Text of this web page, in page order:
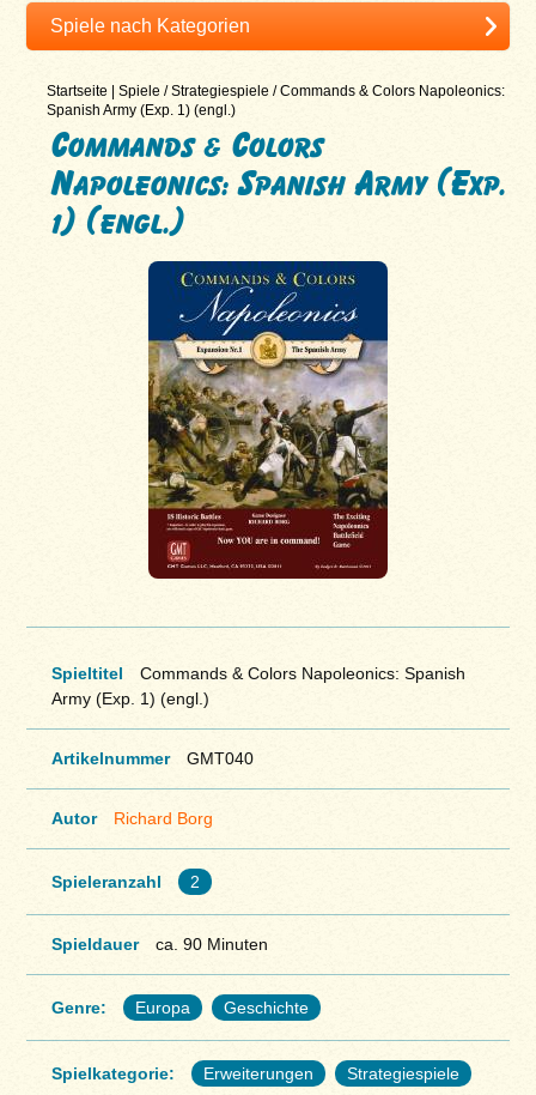
Startseite |Spiele /Strategiespiele /Commands & Colors Napoleonics:
Spanish Army (Exp. 1) (engl.)
Commands & Colors
Napoleonics: Spanish Army (Exp.
1) (engl.)
Spieltitel
Commands & Colors Napoleonics: Spanish
Army (Exp. 1) (engl.)
Artikelnummer GMT040
Autor Richard Borg
Spieleranzahl 2
Spieldauer ca. 90 Minuten
Genre: Europa Geschichte
Spielkategorie: Erweiterungen Strategiespiele